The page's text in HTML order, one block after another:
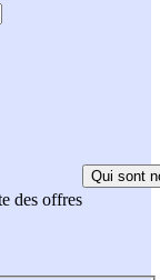
des offres
Qui sont